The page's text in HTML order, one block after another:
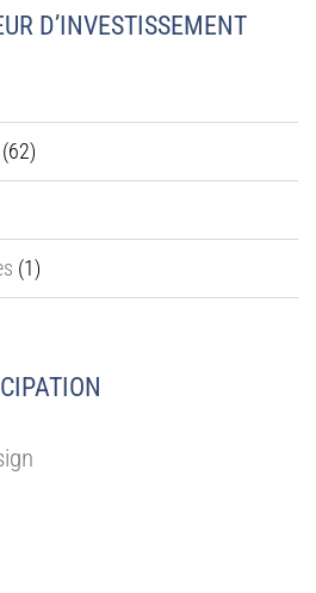
D’INVESTISSEMENT
(62)
(1)